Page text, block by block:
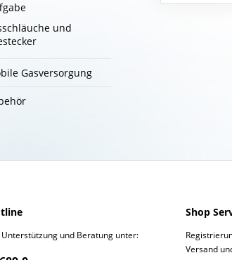
und
Gasversorgung
und Beratung unter:
Shop
Versand